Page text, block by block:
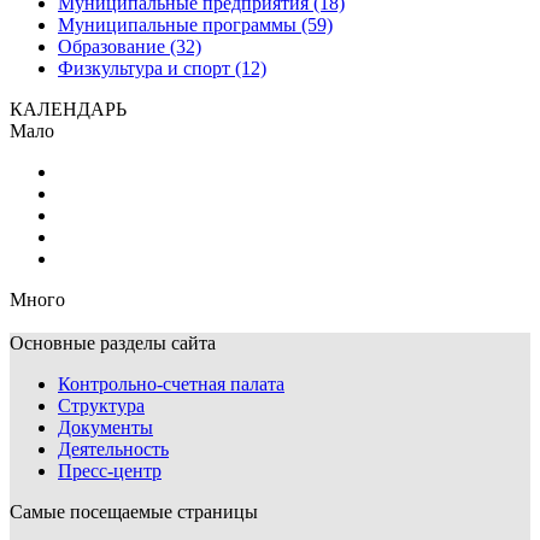
Муниципальные программы (59)
Образование (32)
Физкультура и спорт (12)
КАЛЕНДАРЬ
Мало
Много
Основные разделы сайта
Контрольно-счетная палата
Структура
Документы
Деятельность
Пресс-центр
Самые посещаемые страницы